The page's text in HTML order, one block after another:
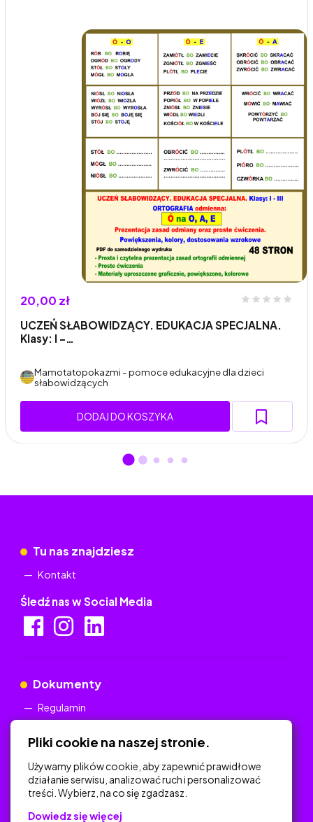
20,00 zł
UCZEŃ SŁABOWIDZĄCY. EDUKACJA SPECJALNA.
Klasy: I -…
Mamotatopokazmi - pomoce edukacyjne dla dzieci
słabowidzących
DODAJ DO KOSZYKA
Tu nas znajdziesz
Kontakt
Śledź nas w Social Media
Dokumenty
Regulamin
Na skróty
Polityka Prywatności
Pliki cookie na naszej stronie.
Używamy plików cookie, aby zapewnić prawidłowe
działanie serwisu, analizować ruch i personalizować
treści. Wybierz, na co się zgadzasz.
Dowiedz się więcej